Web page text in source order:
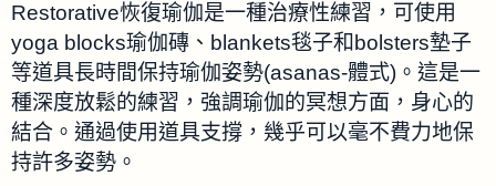
Restorative恢復瑜伽是一種治療性練習，可使用
yoga blocks瑜伽磚、blankets毯子和bolsters墊子
等道具長時間保持瑜伽姿勢(asanas-體式)。這是一
種深度放鬆的練習，強調瑜伽的冥想方面，身心的
結合。通過使用道具支撐，幾乎可以毫不費力地保
持許多姿勢。